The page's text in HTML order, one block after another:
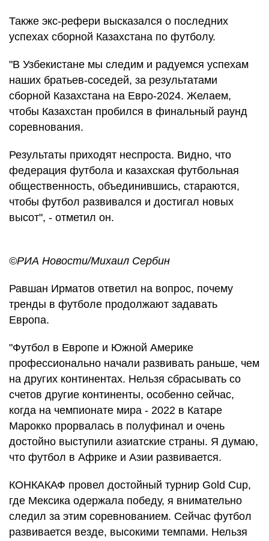
Также экс-рефери высказался о последних
успехах сборной Казахстана по футболу.
"В Узбекистане мы следим и радуемся успехам
наших братьев-соседей, за результатами
сборной Казахстана на Евро-2024. Желаем,
чтобы Казахстан пробился в финальный раунд
соревнования.
Результаты приходят неспроста. Видно, что
федерация футбола и казахская футбольная
общественность, объединившись, стараются,
чтобы футбол развивался и достигал новых
высот", - отметил он.
©РИА Новости/Михаил Сербин
Равшан Ирматов ответил на вопрос, почему
тренды в футболе продолжают задавать
Европа.
"Футбол в Европе и Южной Америке
профессионально начали развивать раньше, чем
на других континентах. Нельзя сбрасывать со
счетов другие континенты, особенно сейчас,
когда на чемпионате мира - 2022 в Катаре
Марокко прорвалась в полуфинал и очень
достойно выступили азиатские страны. Я думаю,
что футбол в Африке и Азии развивается.
КОНКАКАФ провел достойный турнир Gold Cup,
где Мексика одержала победу, я внимательно
следил за этим соревнованием. Сейчас футбол
развивается везде, высокими темпами. Нельзя